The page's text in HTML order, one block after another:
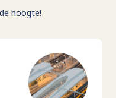
hoogte!